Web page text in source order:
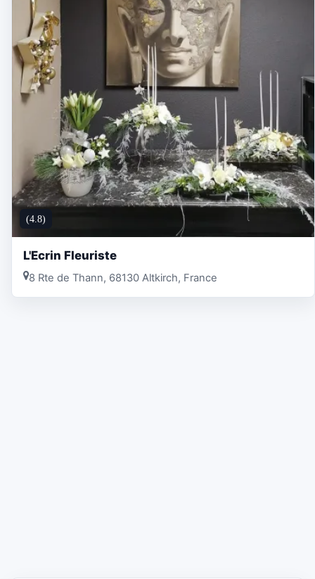
(4.8)
L'Ecrin Fleuriste
8 Rte de Thann, 68130 Altkirch, France